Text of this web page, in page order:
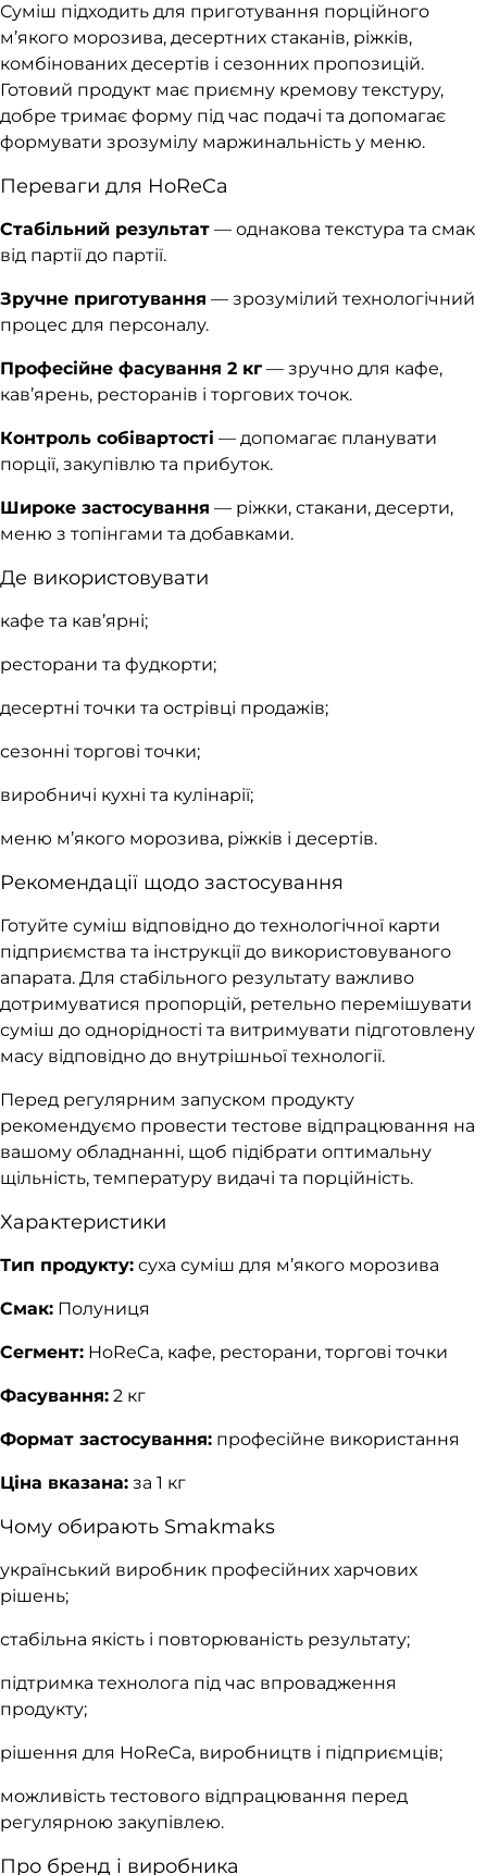
Суміш підходить для приготування порційного
м’якого морозива, десертних стаканів, ріжків,
комбінованих десертів і сезонних пропозицій.
Готовий продукт має приємну кремову текстуру,
добре тримає форму під час подачі та допомагає
формувати зрозумілу маржинальність у меню.
Переваги для HoReCa
Стабільний результат — однакова текстура та смак
від партії до партії.
Зручне приготування — зрозумілий технологічний
процес для персоналу.
Професійне фасування 2 кг— зручно для кафе,
кав’ярень, ресторанів і торгових точок.
Контроль собівартості — допомагає планувати
порції, закупівлю та прибуток.
Широке застосування — ріжки, стакани, десерти,
меню з топінгами та добавками.
Де використовувати
кафе та кав’ярні;
ресторани та фудкорти;
десертні точки та острівці продажів;
сезонні торгові точки;
виробничі кухні та кулінарії;
меню м’якого морозива, ріжків і десертів.
Рекомендації щодо застосування
Готуйте суміш відповідно до технологічної карти
підприємства та інструкції до використовуваного
апарата. Для стабільного результату важливо
дотримуватися пропорцій, ретельно перемішувати
суміш до однорідності та витримувати підготовлену
масу відповідно до внутрішньої технології.
Перед регулярним запуском продукту
рекомендуємо провести тестове відпрацювання на
вашому обладнанні, щоб підібрати оптимальну
щільність, температуру видачі та порційність.
Характеристики
Тип продукту: суха суміш для м’якого морозива
Смак: Полуниця
Сегмент: HoReCa, кафе, ресторани, торгові точки
Фасування: 2 кг
Формат застосування: професійне використання
Ціна вказана: за 1 кг
Чому обирають Smakmaks
український виробник професійних харчових
рішень;
стабільна якість і повторюваність результату;
підтримка технолога під час впровадження
продукту;
рішення для HoReCa, виробництв і підприємців;
можливість тестового відпрацювання перед
регулярною закупівлею.
Про бренд і виробника